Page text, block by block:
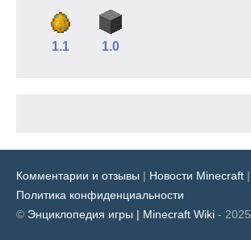
1.1 1.0
Комментарии и отзывы | Новости Minecraft |
Политика конфиденциальности
© Энциклопедия игры | Minecraft Wiki - 2025